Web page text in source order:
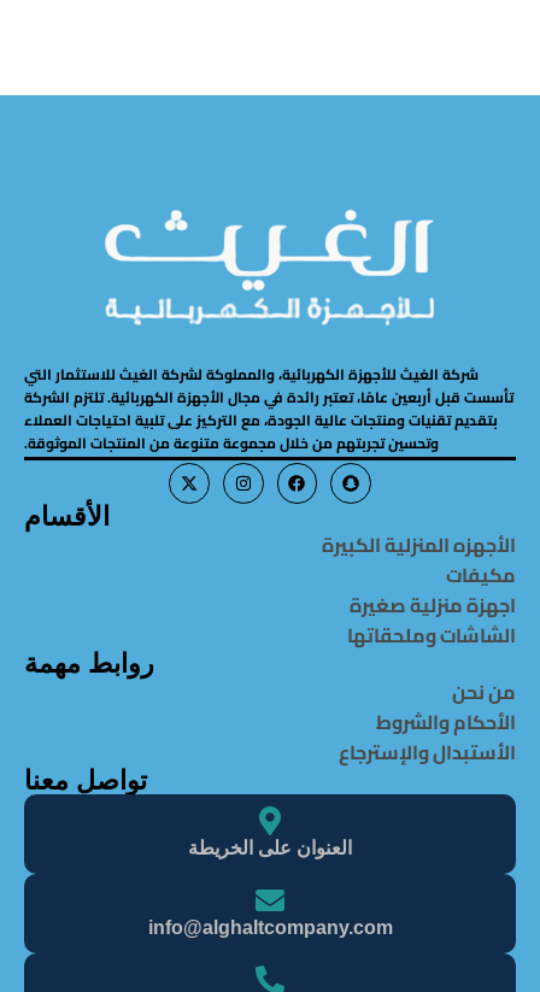
شركة الغيث للأجهزة الكهربائية، والمملوكة لشركة الغيث للاستثمار التي
تأسست قبل أربعين عامًا، تعتبر رائدة في مجال الأجهزة الكهربائية. تلتزم الشركة
بتقديم تقنيات ومنتجات عالية الجودة، مع التركيز على تلبية احتياجات العملاء
وتحسين تجربتهم من خلال مجموعة متنوعة من المنتجات الموثوقة.
الأقسام
الأجهزه المنزلية الكبيرة
مكيفات
اجهزة منزلية صغيرة
الشاشات وملحقاتها
روابط مهمة
من نحن
الأحكام والشروط
الأستبدال والإسترجاع
تواصل معنا
العنوان على الخريطة
info@alghaItcompany.com